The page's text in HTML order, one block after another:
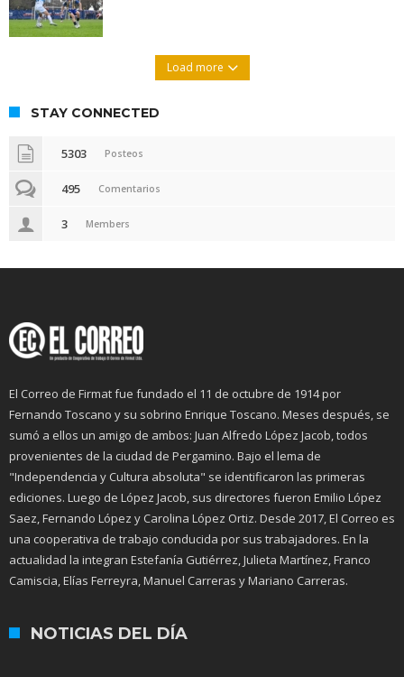
Load more
STAY CONNECTED
5303 Posteos
495 Comentarios
3 Members
El Correo de Firmat fue fundado el 11 de octubre de 1914 por
Fernando Toscano y su sobrino Enrique Toscano. Meses después, se
sumó a ellos un amigo de ambos: Juan Alfredo López Jacob, todos
provenientes de la ciudad de Pergamino. Bajo el lema de
"Independencia y Cultura absoluta" se identificaron las primeras
ediciones. Luego de López Jacob, sus directores fueron Emilio López
Saez, Fernando López y Carolina López Ortiz. Desde 2017, El Correo es
una cooperativa de trabajo conducida por sus trabajadores. En la
actualidad la integran Estefanía Gutiérrez, Julieta Martínez, Franco
Camiscia, Elías Ferreyra, Manuel Carreras y Mariano Carreras.
NOTICIAS DEL DÍA